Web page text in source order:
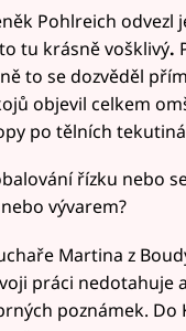
Pohlreich odvezl
tu krásně vošklivý.
to se dozvěděl
objevil celkem
po tělních
řízku nebo
vývarem?
Martina z
práci nedotahuje
poznámek.